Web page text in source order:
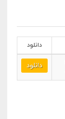
دانلود
دانلود